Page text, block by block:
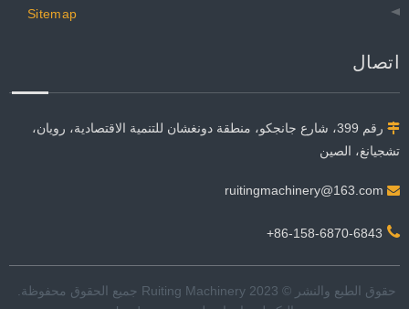
Sitemap
اتصال

رقم 399، شارع جانجكو، منطقة دونغشان للتنمية الاقتصادية، رويان،
تشجيانغ، الصين

ruitingmachinery@163.com

86-158-6870-6843+
حقوق الطبع والنشر © 2023 Ruiting Machinery جميع الحقوق محفوظة. ​​​​​​